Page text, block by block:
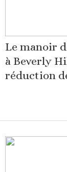
Le manoir
à Beverly
réduction